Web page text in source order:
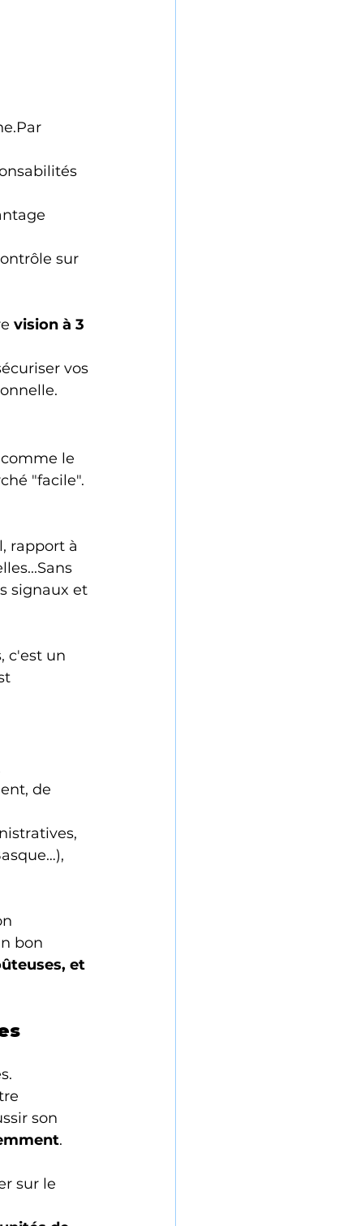
sur
vision à 3
vos
le
"facile".
rapport à
signaux et
c'est un
de
bon
et
son
.
sur le